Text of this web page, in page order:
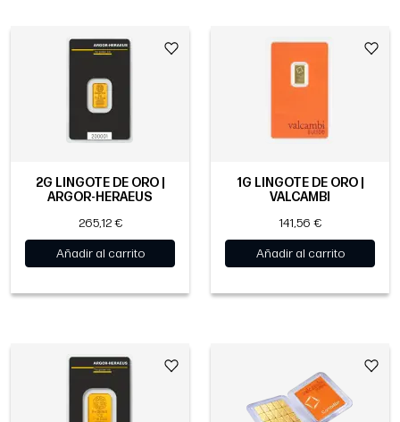
2G LINGOTE DE ORO |
ARGOR-HERAEUS
265,12 €
Añadir al carrito
1G LINGOTE DE ORO |
VALCAMBI
141,56 €
Añadir al carrito